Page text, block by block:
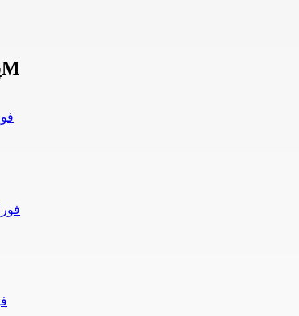
پیشنهاد برای چراغ خطی فورام 4M